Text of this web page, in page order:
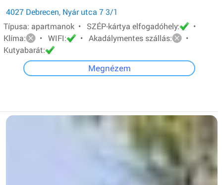
4027 Debrecen, Nyár utca 7 3/1
Típusa: apartmanok • SZÉP-kártya elfogadóhely:
•
Klíma:
• WIFI: • Akadálymentes szállás:
•
Kutyabarát:
Megnézem